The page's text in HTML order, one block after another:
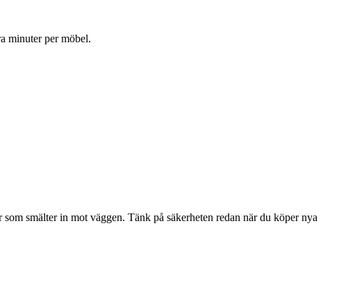
minuter per möbel.
smälter in mot väggen. Tänk på säkerheten redan när du köper nya